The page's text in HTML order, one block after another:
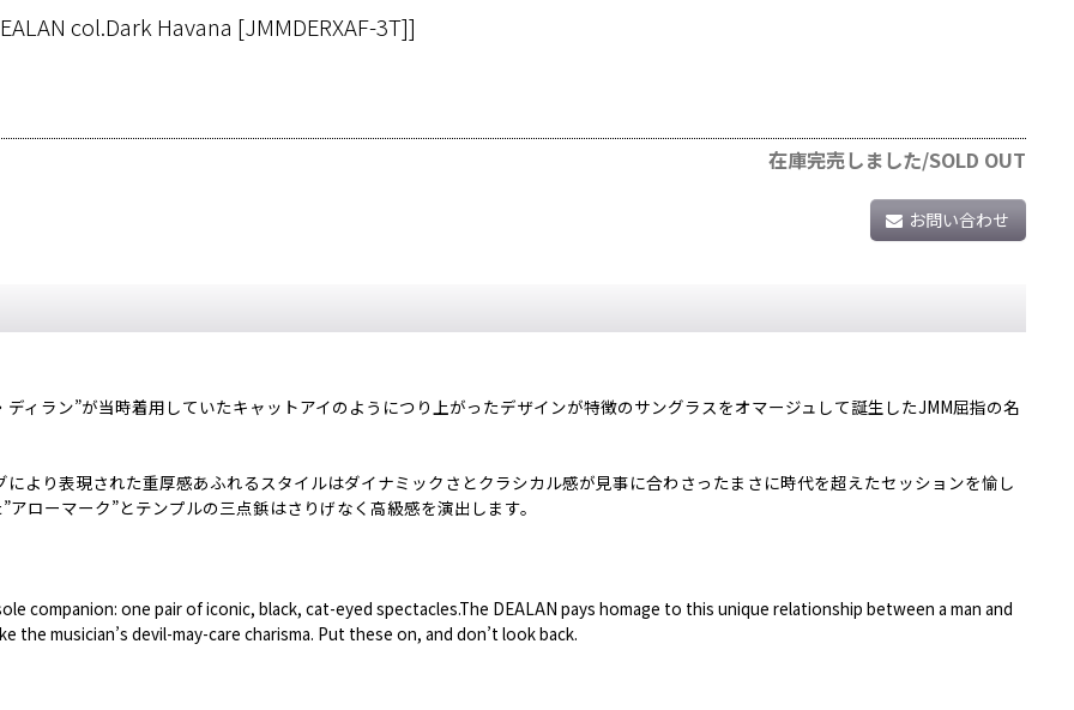
col.Dark Havana [JMMDERXAF-3T]]
在庫完売しました/SOLD OUT
お問い合わせ
ィラン”が当時着用していたキャットアイのようにつり上がったデザインが特徴のサングラスをオマージュして誕生したJMM屈指の名
より表現された重厚感あふれるスタイルはダイナミックさとクラシカル感が見事に合わさったまさに時代を超えたセッションを愉し
ローマーク”とテンプルの三点鋲はさりげなく高級感を演出します。
companion: one pair of iconic, black, cat-eyed spectacles.The DEALAN pays homage to this unique relationship between a man and
musician’s devil-may-care charisma. Put these on, and don’t look back.